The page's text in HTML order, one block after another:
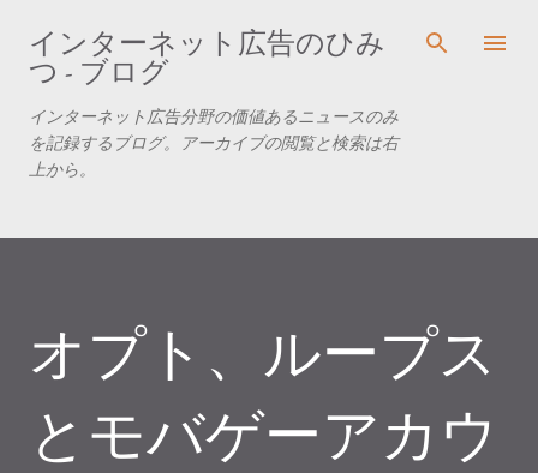
スキップしてメイン コンテンツに移動
インターネット広告のひみ
つ - ブログ
インターネット広告分野の価値あるニュースのみ
を記録するブログ。アーカイブの閲覧と検索は右
上から。
オプト、ループス
とモバゲーアカウ